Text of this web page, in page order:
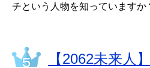
チという人物を知っています
【2062未来人